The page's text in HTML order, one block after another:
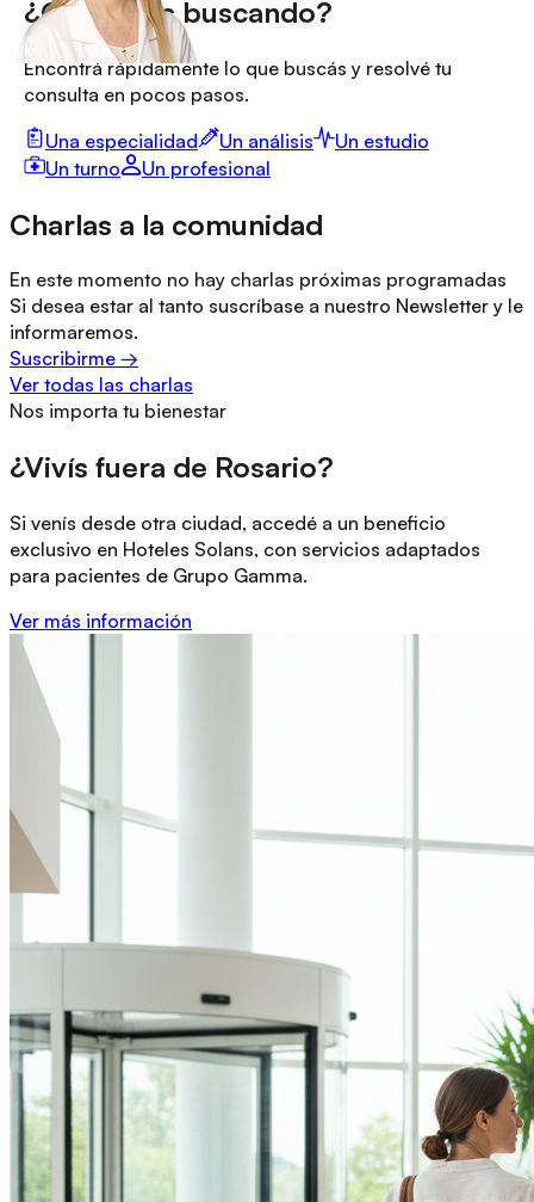
¿Qué estás buscando?
Encontrá rápidamente lo que buscás y resolvé tu
consulta en pocos pasos.
Una especialidad
Un análisis
Un estudio
Un turno
Un profesional
Charlas a la comunidad
En este momento no hay charlas próximas programadas
Si desea estar al tanto suscríbase a nuestro Newsletter y le
informaremos.
Suscribirme →
Ver todas las charlas
Nos importa tu bienestar
¿Vivís fuera de Rosario?
Si venís desde otra ciudad, accedé a un beneficio
exclusivo en Hoteles Solans, con servicios adaptados
para pacientes de Grupo Gamma.
Ver más información